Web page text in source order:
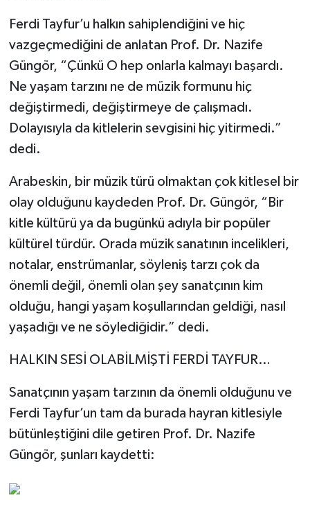
Ferdi Tayfur’u halkın sahiplendiğini ve hiç
vazgeçmediğini de anlatan Prof. Dr. Nazife
Güngör, “Çünkü O hep onlarla kalmayı başardı.
Ne yaşam tarzını ne de müzik formunu hiç
değiştirmedi, değiştirmeye de çalışmadı.
Dolayısıyla da kitlelerin sevgisini hiç yitirmedi.”
dedi.
Arabeskin, bir müzik türü olmaktan çok kitlesel bir
olay olduğunu kaydeden Prof. Dr. Güngör, “Bir
kitle kültürü ya da bugünkü adıyla bir popüler
kültürel türdür. Orada müzik sanatının incelikleri,
notalar, enstrümanlar, söyleniş tarzı çok da
önemli değil, önemli olan şey sanatçının kim
olduğu, hangi yaşam koşullarından geldiği, nasıl
yaşadığı ve ne söylediğidir.” dedi.
HALKIN SESİ OLABİLMİŞTİ FERDİ TAYFUR…
Sanatçının yaşam tarzının da önemli olduğunu ve
Ferdi Tayfur’un tam da burada hayran kitlesiyle
bütünleştiğini dile getiren Prof. Dr. Nazife
Güngör, şunları kaydetti: